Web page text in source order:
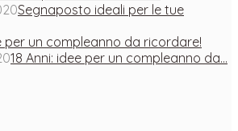
Segnaposto ideali per le tue
18 Anni: idee per un compleanno da…